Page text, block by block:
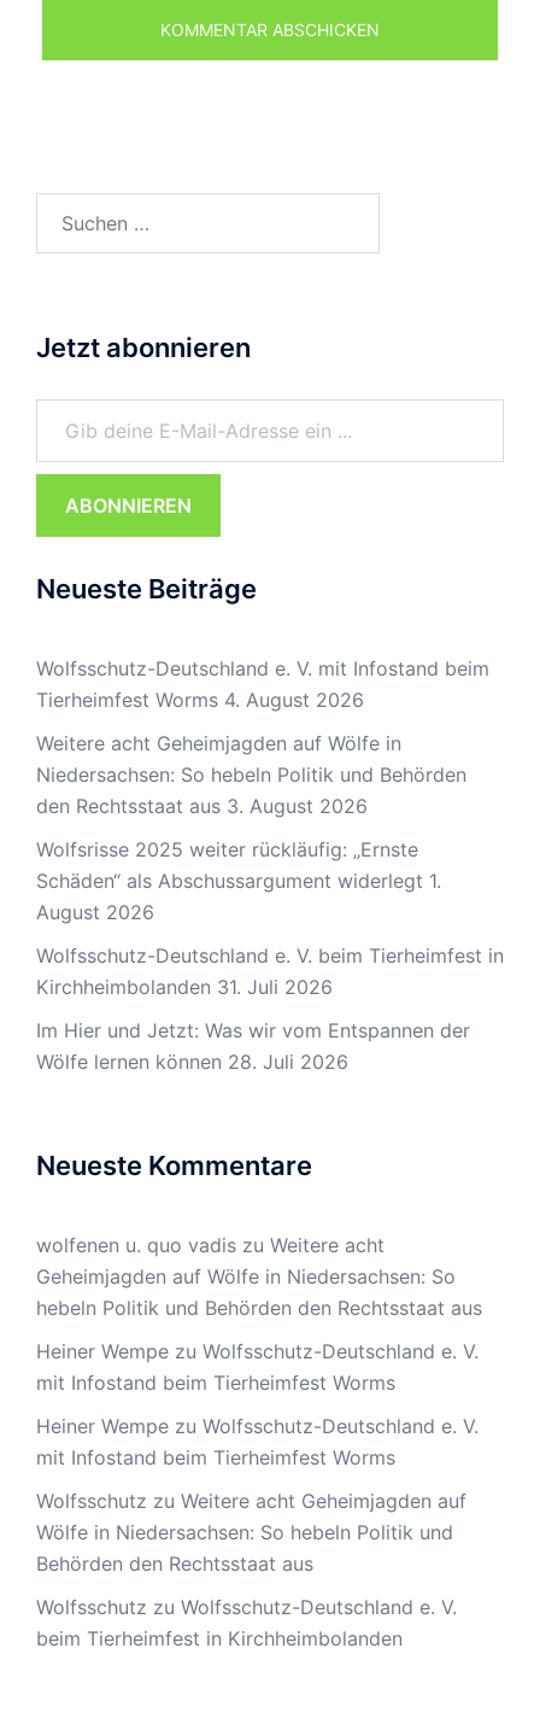
Jetzt abonnieren
Gib deine E-Mail-Adresse ein ...
ABONNIEREN
Neueste Beiträge
Wolfsschutz-Deutschland e. V. mit Infostand beim
Tierheimfest Worms 4. August 2026
Weitere acht Geheimjagden auf Wölfe in
Niedersachsen: So hebeln Politik und Behörden
den Rechtsstaat aus 3. August 2026
Wolfsrisse 2025 weiter rückläufig: „Ernste
Schäden“ als Abschussargument widerlegt 1.
August 2026
Wolfsschutz-Deutschland e. V. beim Tierheimfest in
Kirchheimbolanden 31. Juli 2026
Im Hier und Jetzt: Was wir vom Entspannen der
Wölfe lernen können 28. Juli 2026
Neueste Kommentare
wolfenen u. quo vadis zu Weitere acht
Geheimjagden auf Wölfe in Niedersachsen: So
hebeln Politik und Behörden den Rechtsstaat aus
Heiner Wempe zu Wolfsschutz-Deutschland e. V.
mit Infostand beim Tierheimfest Worms
Heiner Wempe zu Wolfsschutz-Deutschland e. V.
mit Infostand beim Tierheimfest Worms
Wolfsschutz zu Weitere acht Geheimjagden auf
Wölfe in Niedersachsen: So hebeln Politik und
Behörden den Rechtsstaat aus
Wolfsschutz zu Wolfsschutz-Deutschland e. V.
beim Tierheimfest in Kirchheimbolanden